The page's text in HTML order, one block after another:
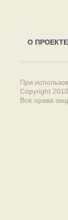
О ПРОЕКТЕ
При
Copyright
Все права